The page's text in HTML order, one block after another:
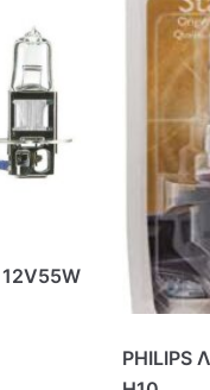
PHILIPS